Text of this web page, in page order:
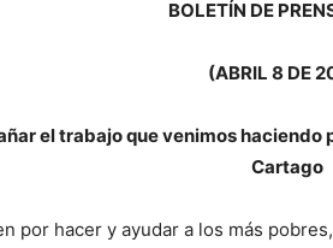
BOLETÍN DE
(ABRIL 8 DE
el trabajo que venimos
Cartago
por hacer y ayudar a los más